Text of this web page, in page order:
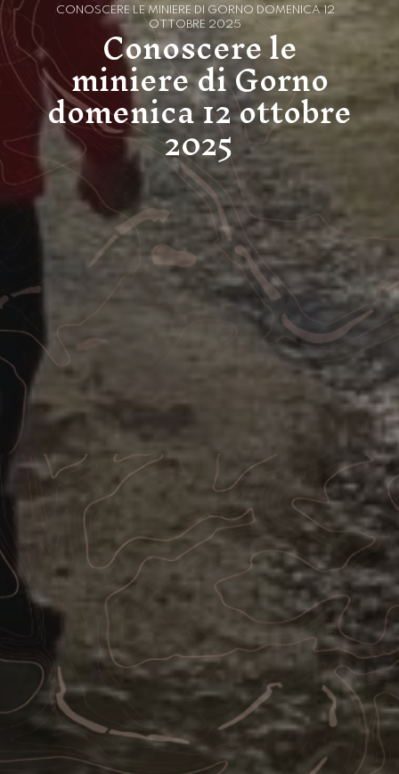
CONOSCERE LE MINIERE DI GORNO DOMENICA 12
OTTOBRE 2025
Conoscere le
miniere di Gorno
domenica 12 ottobre
2025